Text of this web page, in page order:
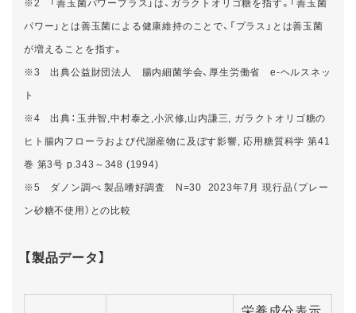
パワー」とは善玉菌による健康維持のことで、「プラス」とは善玉菌
が増えることを指す。
※3 出典公益財団法人 腸内細菌学会、厚生労働省 e-ヘルスネッ
ト
※4 出典：玉井智,中村泰之,小沢修,山内謙三, ガラクトオリゴ糖の
ヒト腸内フローラおよび代謝産物に及ぼす影響, 応用糖質科学 第41
巻 第3号 p.343～348 (1994)
※5 ダノン調べ 製品嗜好調査 N=30 2023年7月 現行品（プレー
ン砂糖不使用）との比較
【製品データ】